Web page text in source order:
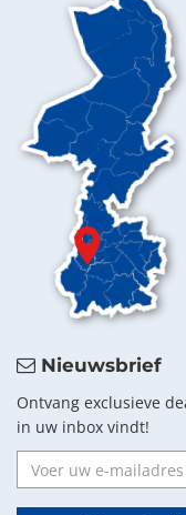
Nieuwsbrief
Ontvang exclusieve
in uw inbox vindt!